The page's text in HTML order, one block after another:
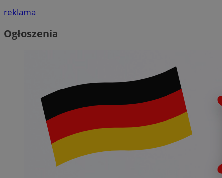
reklama
Ogłoszenia